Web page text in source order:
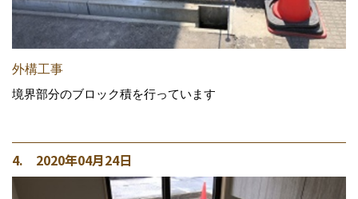
外構工事
境界部分のブロック積を行っています
4. 2020年04月24日